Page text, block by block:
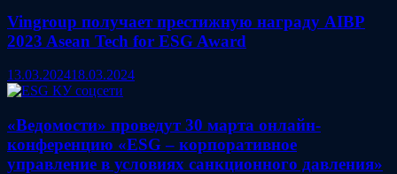
Vingroup получает престижную награду AIBP
2023 Asean Tech for ESG Award
13.03.202418.03.2024
«Ведомости» проведут 30 марта онлайн-
конференцию «ESG – корпоративное
управление в условиях санкционного давления»